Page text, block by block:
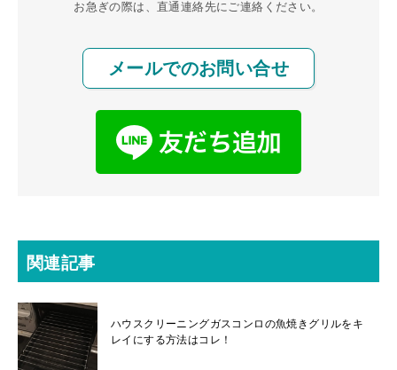
お急ぎの際は、直通連絡先にご連絡ください。
メールでのお問い合せ
関連記事
ハウスクリーニングガスコンロの魚焼きグリルをキ
レイにする方法はコレ！